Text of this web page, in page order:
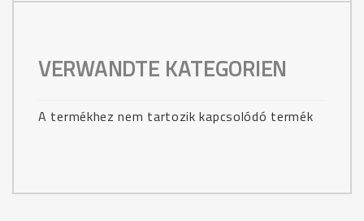
VERWANDTE KATEGORIEN
A termékhez nem tartozik kapcsolódó termék